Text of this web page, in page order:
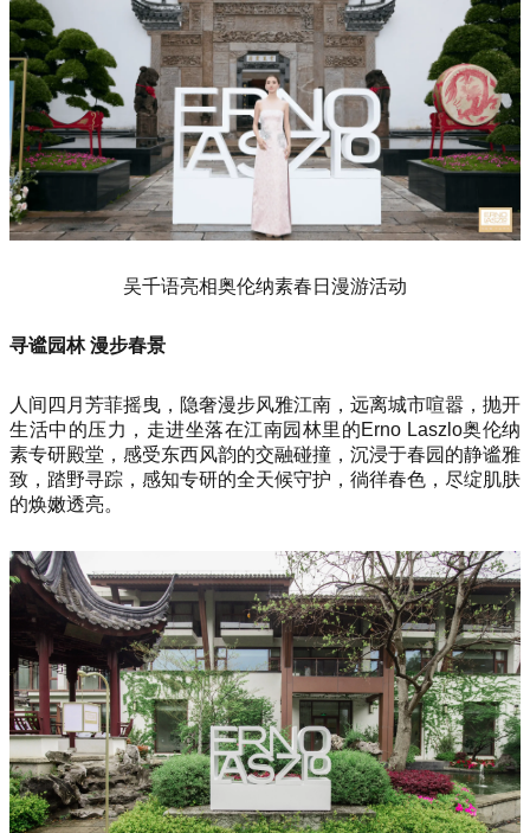
吴千语亮相奥伦纳素春日漫游活动
寻谧园林 漫步春景
人间四月芳菲摇曳，隐奢漫步风雅江南，远离城市喧嚣，抛开
生活中的压力，走进坐落在江南园林里的Erno Laszlo奥伦纳
素专研殿堂，感受东西风韵的交融碰撞，沉浸于春园的静谧雅
致，踏野寻踪，感知专研的全天候守护，徜徉春色，尽绽肌肤
的焕嫩透亮。